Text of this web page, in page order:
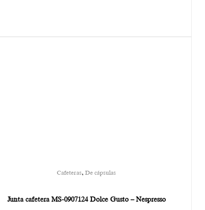
Cafeteras, De cápsulas
Junta cafetera MS-0907124 Dolce Gusto – Nespresso